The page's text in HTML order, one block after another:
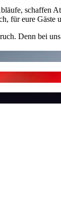
schaffen
für eure Gäste
Denn bei